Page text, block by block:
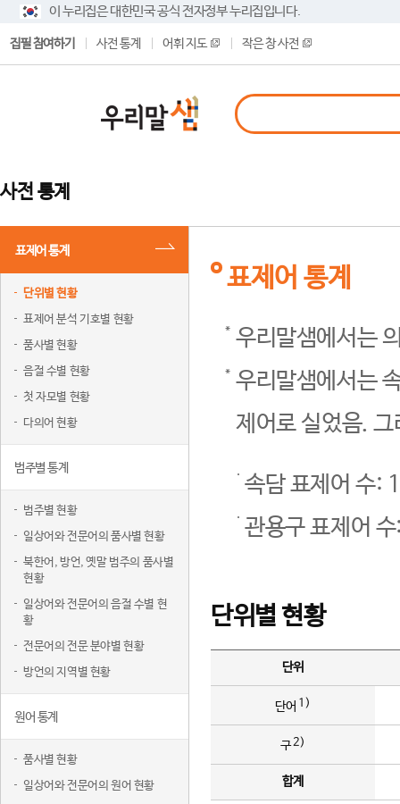
이 누리집은 대한민국 공식 전자정부 누리집입니다.
집필 참여하기 사전 통계 어휘 지도 작은 창 사전
사전 통계
표제어 통계
단위별 현황
표제어 분석 기호별 현황
품사별 현황
음절 수별 현황
첫 자모별 현황
다의어 현황
범주별 통계
범주별 현황
일상어와 전문어의 품사별 현황
북한어, 방언, 옛말 범주의 품사별
현황
일상어와 전문어의 음절 수별 현
황
전문어의 전문 분야별 현황
방언의 지역별 현황
원어 통계
품사별 현황
일상어와 전문어의 원어 현황
표제어 통계
우리말샘에서는
우리말샘에서는
제어로 실었음.
속담 표제어 수:
관용구 표제어
단위별 현황
단위
단어 1)
구2)
합계